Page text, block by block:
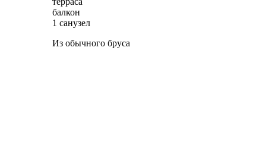
балкон
1 санузел
Из обычного бруса